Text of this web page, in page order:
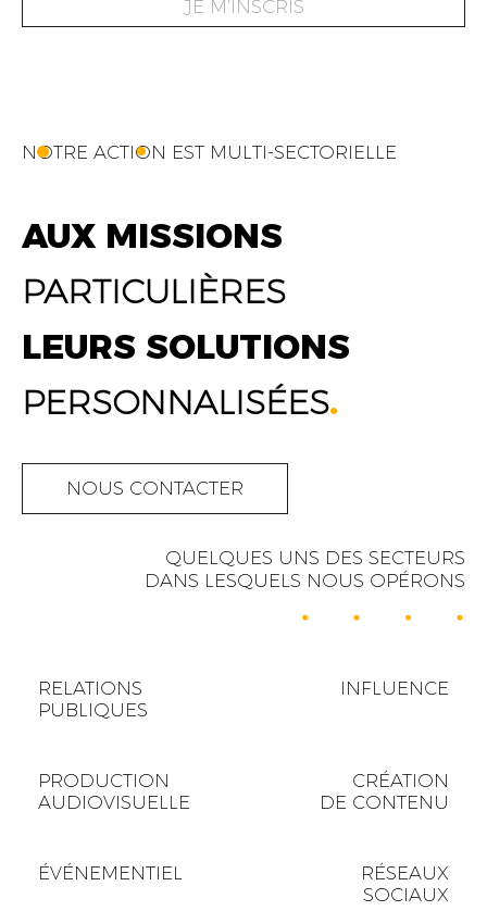
JE M’INSCRIS
NOTRE ACTION EST MULTI-SECTORIELLE
AUX MISSIONS
PARTICULIÈRES
LEURS SOLUTIONS
PERSONNALISÉES.
NOUS CONTACTER
QUELQUES UNS DES SECTEURS
DANS LESQUELS NOUS OPÉRONS
RELATIONS
PUBLIQUES
INFLUENCE
PRODUCTION
AUDIOVISUELLE
CRÉATION
DE CONTENU
ÉVÉNEMENTIEL
RÉSEAUX
SOCIAUX